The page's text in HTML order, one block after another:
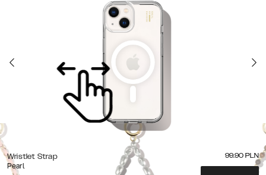
Wristlet Strap
Pearl
99.90 PLN